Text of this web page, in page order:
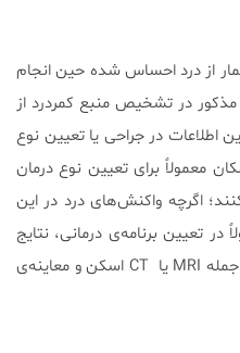
از درد احساس شده حین انجام
مذکور در تشخیص منبع کمردرد از
اطلاعات در جراحی یا تعیین نوع
معمولاً برای تعیین نوع درمان
اگرچه واکنش‌های درد در این
در تعیین برنامه‌ی درمانی، نتایج
دیسکوگرام با نتایج دیگر تست‌ها از جمله MRI یا CT اسکن و معاینه‌ی